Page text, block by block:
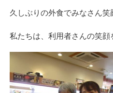
久しぶりの外食でみなさん笑
私たちは、利用者さんの笑顔